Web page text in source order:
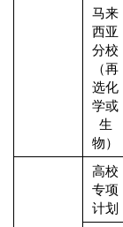
马来
西亚
分校
（再
选化
学或
生
物）
高校
专项
计划